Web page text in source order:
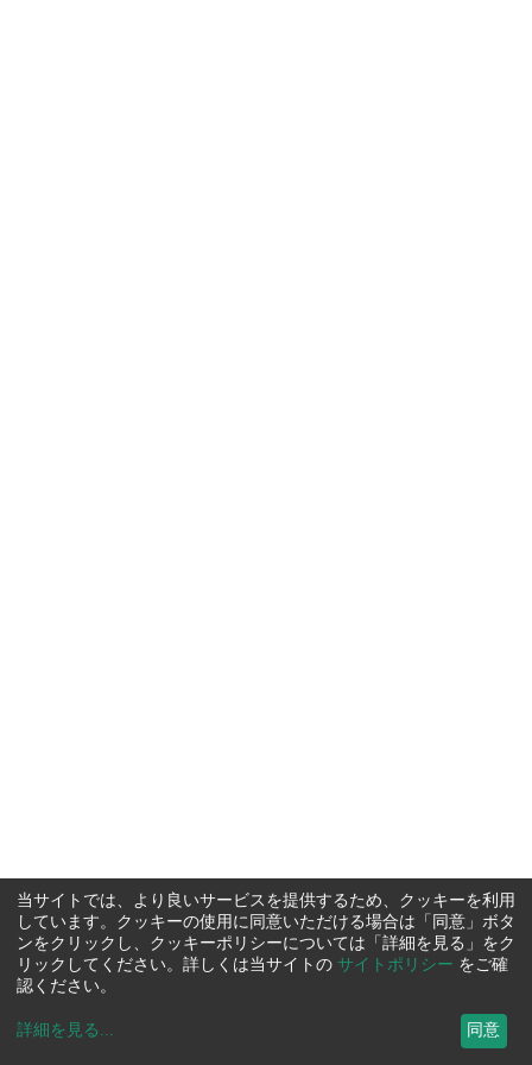
当サイトでは、より良いサービスを提供するため、クッキーを利用
しています。クッキーの使用に同意いただける場合は「同意」ボタ
ンをクリックし、クッキーポリシーについては「詳細を見る」をク
リックしてください。詳しくは当サイトの サイトポリシー をご確
認ください。
詳細を見る ... 同意